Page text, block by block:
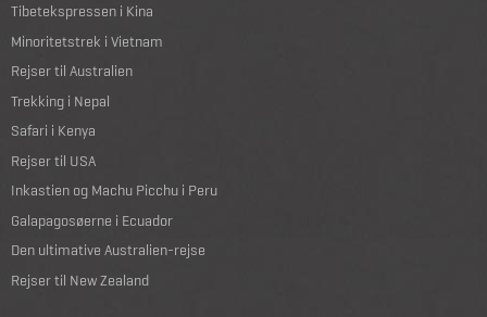
Tibetekspressen i Kina
Minoritetstrek i Vietnam
Rejser til Australien
Trekking i Nepal
Safari i Kenya
Rejser til USA
Inkastien og Machu Picchu i Peru
Galapagosøerne i Ecuador
Den ultimative Australien-rejse
Rejser til New Zealand